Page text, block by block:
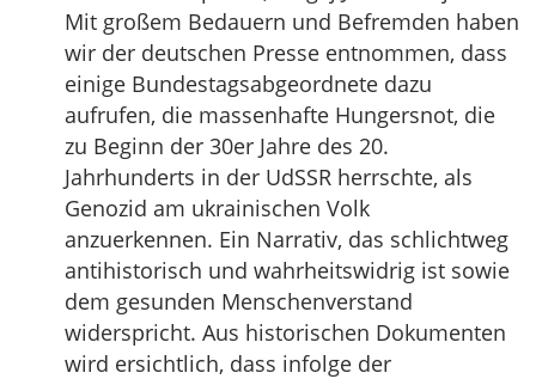
Mit großem Bedauern und Befremden haben
wir der deutschen Presse entnommen, dass
einige Bundestagsabgeordnete dazu
aufrufen, die massenhafte Hungersnot, die
zu Beginn der 30er Jahre des 20.
Jahrhunderts in der UdSSR herrschte, als
Genozid am ukrainischen Volk
anzuerkennen. Ein Narrativ, das schlichtweg
antihistorisch und wahrheitswidrig ist sowie
dem gesunden Menschenverstand
widerspricht. Aus historischen Dokumenten
wird ersichtlich, dass infolge der